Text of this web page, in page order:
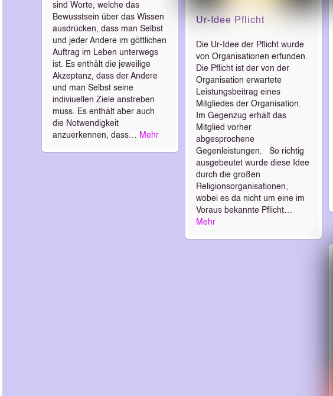
sind Worte, welche das
Bewusstsein über das Wissen
ausdrücken, dass man Selbst
und jeder Andere im göttlichen
Auftrag im Leben unterwegs
ist. Es enthält die jeweilige
Akzeptanz, dass der Andere
und man Selbst seine
indiviuellen Ziele anstreben
muss. Es enthält aber auch
die Notwendigkeit
anzuerkennen, dass… Mehr
Ur-Idee Pflicht
Die Ur-Idee der Pflicht wurde
von Organisationen erfunden.
Die Pflicht ist der von der
Organisation erwartete
Leistungsbeitrag eines
Mitgliedes der Organisation.
Im Gegenzug erhält das
Mitglied vorher
abgesprochene
Gegenleistungen. So richtig
ausgebeutet wurde diese Idee
durch die großen
Religionsorganisationen,
wobei es da nicht um eine im
Voraus bekannte Pflicht…
Mehr